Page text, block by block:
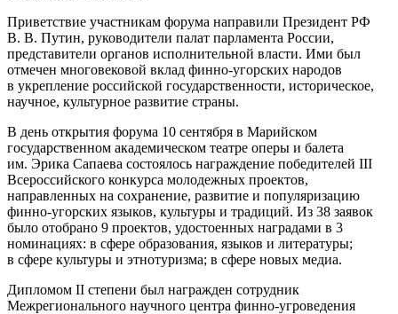
Приветствие участникам форума направили Президент РФ
В. В. Путин, руководители палат парламента России,
представители органов исполнительной власти. Ими был
отмечен многовековой вклад финно-угорских народов
в укрепление российской государственности, историческое,
научное, культурное развитие страны.
В день открытия форума 10 сентября в Марийском
государственном академическом театре оперы и балета
им. Эрика Сапаева состоялось награждение победителей III
Всероссийского конкурса молодежных проектов,
направленных на сохранение, развитие и популяризацию
финно-угорских языков, культуры и традиций. Из 38 заявок
было отобрано 9 проектов, удостоенных наградами в 3
номинациях: в сфере образования, языков и литературы;
в сфере культуры и этнотуризма; в сфере новых медиа.
Дипломом II степени был награжден сотрудник
Межрегионального научного центра финно-угроведения